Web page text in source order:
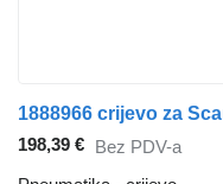
198,39 € Bez PDV-a